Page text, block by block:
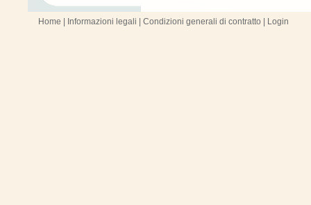
Home | Informazioni legali | Condizioni generali di contratto | Login